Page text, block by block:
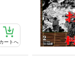
カートへ